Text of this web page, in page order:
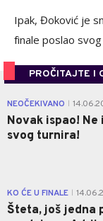
Ipak, Đoković je
finale poslao
PROČITAJTE I
NEOČEKIVANO
Novak ispao!
svog turnira!
KO ĆE U FINALE
Šteta, još jedna